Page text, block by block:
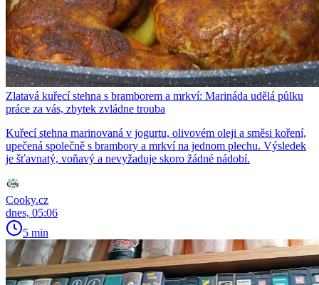
Zlatavá kuřecí stehna s bramborem a mrkví: Marináda udělá půlku
práce za vás, zbytek zvládne trouba
Kuřecí stehna marinovaná v jogurtu, olivovém oleji a směsi koření,
upečená společně s brambory a mrkví na jednom plechu. Výsledek
je šťavnatý, voňavý a nevyžaduje skoro žádné nádobí.
Cooky.cz
dnes, 05:06
5 min